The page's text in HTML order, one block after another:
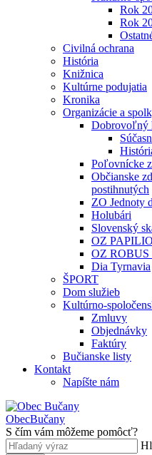
Rok
Rok
Civilná ochrana
História
Knižnica
Kultúrne podujatia
Kronika
Organizácie a
Dobrovoľný
Poľovnícke
Občianske
postihnutých
ZO Jednoty
Holubári
Slovenský
OZ
OZ ROBUS
Dia Tyrnavia
ŠPORT
Dom služieb
Kultúrno-
Zmluvy
Objednávky
Faktúry
Bučianske listy
Kontakt
Napíšte nám
ObecBučany
S čím vám môžeme pomôcť?